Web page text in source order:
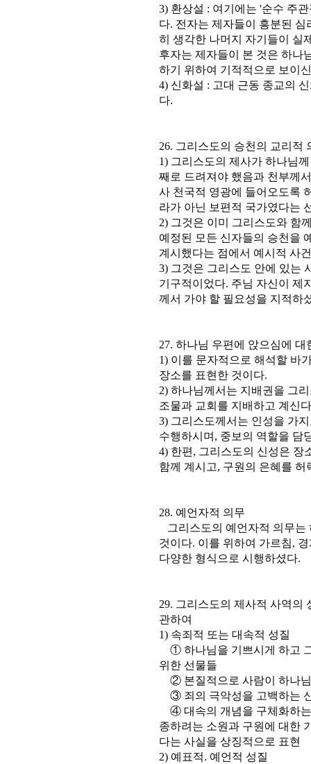
3) 환상설 : 여기에는 '순수 주
다. 전자는 제자들이 흥분된
히 생각한 나머지 자기들이 실
후자는 제자들이 본 것은 하나
하기 위하여 기적적으로 보이
4) 신화설 : 고대 근동 종교의
다.
26. 그리스도의 승천의 교리적
1) 그리스도의 제사가 하나님
째로 드려져야 했음과 천부께
사 천국적 영광에 들어오도록
라가 아닌 보편적 국가였다는
2) 그것은 이미 그리스도와 함
예정된 모든 신자들의 승천을
계시했다는 점에서 예시적 사
3) 그것은 그리스도 안에 있는
기구적이었다. 주님 자신이 제
께서 가야 할 필요성을 지적하
27. 하나님 우편에 앉으심에 대
1) 이를 문자적으로 해석할 바
장소를 표현한 것이다.
2) 하나님께서는 지배권을 그
조물과 교회를 지배하고 계신
3) 그리스도께서는 인성을 가
수행하시며, 중보의 역할을 담
4) 한편, 그리스도의 신성은 장
함께 계시고, 구원의 은혜를
28. 예언자적 의무
그리스도의 예언자적 의무는
것이다. 이를 위하여 가르침,
다양한 형식으로 시행하셨다.
29. 그리스도의 제사적 사역의
관하여
1) 속죄적 또는 대속적 성질
① 하나님을 기쁘시게 하고
위한 선물들
② 본질적으로 사람이 하나
③ 죄의 극악성을 고백하는
④ 대속의 개념을 구체화하는
종하려는 소원과 구원에 대한
다는 사실을 상징적으로 표현
2) 예표적. 예언적 성질